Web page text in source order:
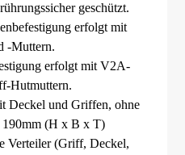
geschützt.
erfolgt mit
-Muttern.
erfolgt mit V2A-
Hutmuttern.
Deckel und Griffen, ohne
190mm (H x B x T)
Verteiler (Griff, Deckel,